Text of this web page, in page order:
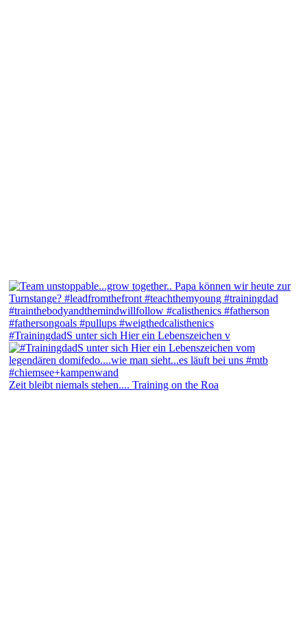
#TrainingdadS unter sich Hier ein Lebenszeichen v
Zeit bleibt niemals stehen.... Training on the Roa